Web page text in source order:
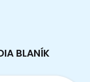
BLANÍK